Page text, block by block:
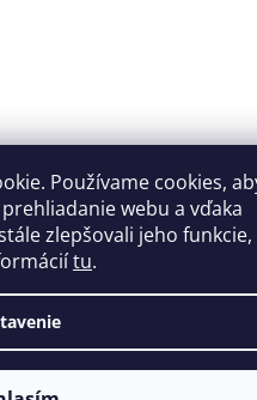
Používame cookies,
webu a vďaka
zlepšovali jeho funkcie,
tu.